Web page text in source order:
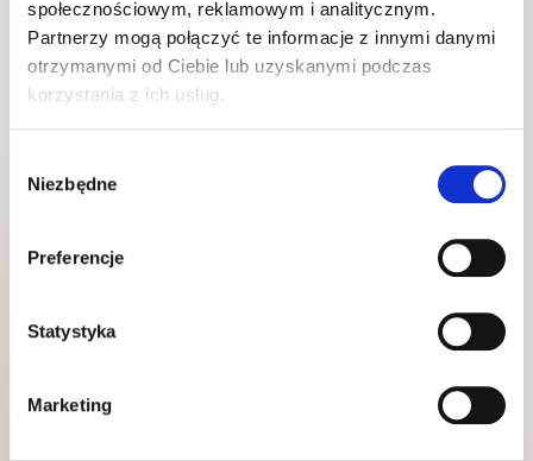
społecznościowym, reklamowym i analitycznym.
Partnerzy mogą połączyć te informacje z innymi danymi
otrzymanymi od Ciebie lub uzyskanymi podczas
korzystania z ich usług.
zgody
Niezbędne
Preferencje
Statystyka
Marketing